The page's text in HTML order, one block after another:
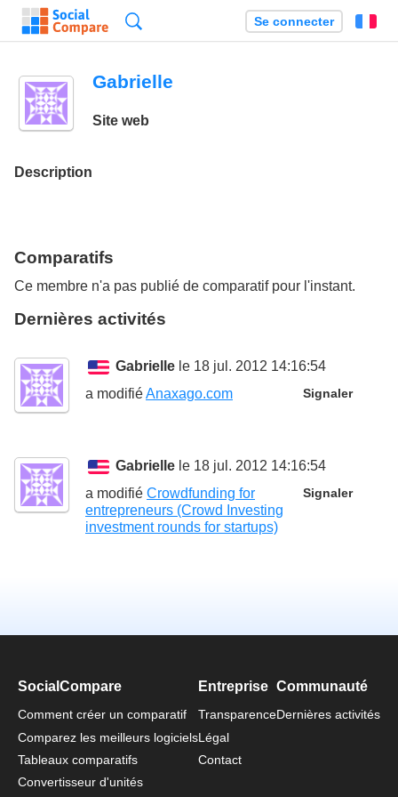
Se connecter
Gabrielle
Site web
Description
Comparatifs
Ce membre n'a pas publié de comparatif pour l'instant.
Dernières activités
Gabrielle le 18 jul. 2012 14:16:54
Signaler
a modifiéAnaxago.com
Gabrielle le 18 jul. 2012 14:16:54
Signaler
a modifié Crowdfunding for
entrepreneurs (Crowd Investing
investment rounds for startups)
SocialCompare
Comment créer un comparatif
Comparez les meilleurs logiciels
Tableaux comparatifs
Convertisseur d'unités
Entreprise
Transparence
Légal
Contact
Communauté
Dernières activités